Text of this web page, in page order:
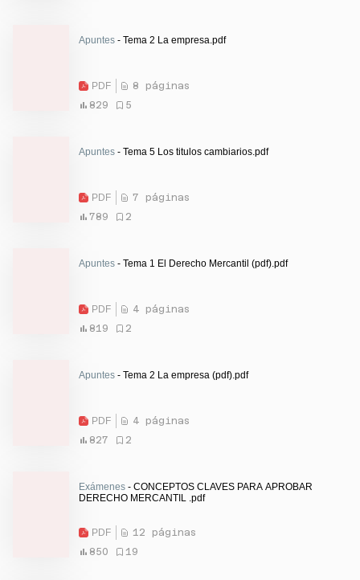
Apuntes - Tema 2 La empresa.pdf
PDF
8 páginas
829
5
Apuntes - Tema 5 Los titulos cambiarios.pdf
PDF
7 páginas
789
2
Apuntes - Tema 1 El Derecho Mercantil (pdf).pdf
PDF
4 páginas
819
2
Apuntes - Tema 2 La empresa (pdf).pdf
PDF
4 páginas
827
2
Exámenes - CONCEPTOS CLAVES PARA APROBAR
DERECHO MERCANTIL .pdf
PDF
12 páginas
850
19